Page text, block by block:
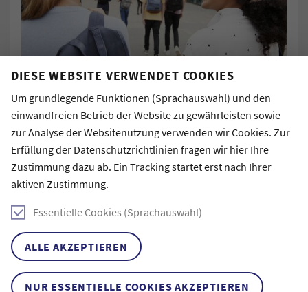
DIESE WEBSITE VERWENDET COOKIES
Um grundlegende Funktionen (Sprachauswahl) und den
einwandfreien Betrieb der Website zu gewährleisten sowie
zur Analyse der Websitenutzung verwenden wir Cookies. Zur
Erfüllung der Datenschutzrichtlinien fragen wir hier Ihre
Zustimmung dazu ab. Ein Tracking startet erst nach Ihrer
aktiven Zustimmung.
Essentielle Cookies (Sprachauswahl)
ALLE AKZEPTIEREN
NUR ESSENTIELLE COOKIES AKZEPTIEREN
Ihr habt Lust, euch einmal die Uni in Hamburg
anzuschauen, in eine Vorlesung zu schnuppern und mehr
übers Studium zu erfahren? Dann meldet euch gerne für
den Ausflug mit dem Tutor Dennis an!
Ablauf:
- Gemeinsames Mittagessen in der Mensa
- Besuch einer Psychologie-Vorlesung zum Abschluss
Treffpunkt:
um 12:00 Uhr vor dem Büro der Volt Partei (direkt an der